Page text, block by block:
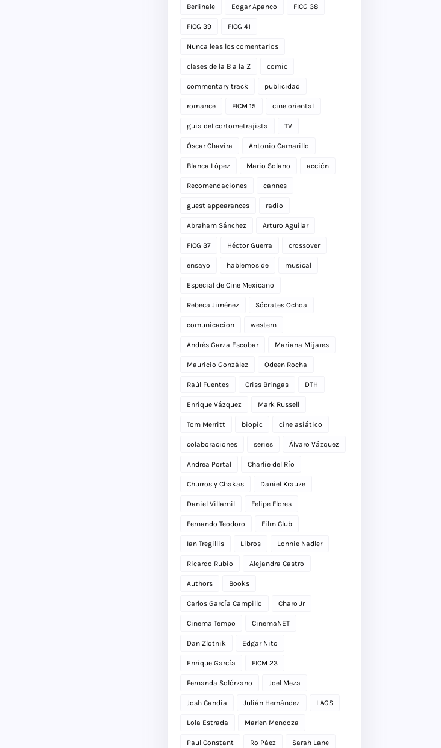
Berlinale Edgar Apanco FICG 38
FICG 39 FICG 41
Nunca leas los comentarios
clases de la B a la Z comic
commentary track publicidad
romance FICM 15 cine oriental
guia del cortometrajista TV
Óscar Chavira Antonio Camarillo
Blanca López Mario Solano acción
Recomendaciones cannes
guest appearances radio
Abraham Sánchez Arturo Aguilar
FICG 37 Héctor Guerra crossover
ensayo hablemos de musical
Especial de Cine Mexicano
Rebeca Jiménez Sócrates Ochoa
comunicacion western
Andrés Garza Escobar Mariana Mijares
Mauricio González Odeen Rocha
Raúl Fuentes Criss Bringas DTH
Enrique Vázquez Mark Russell
Tom Merritt biopic cine asiático
colaboraciones series Álvaro Vázquez
Andrea Portal Charlie del Río
Churros y Chakas Daniel Krauze
Daniel Villamil Felipe Flores
Fernando Teodoro Film Club
Ian Tregillis Libros Lonnie Nadler
Ricardo Rubio Alejandra Castro
Authors Books
Carlos García Campillo Charo Jr
Cinema Tempo CinemaNET
Dan Zlotnik Edgar Nito
Enrique García FICM 23
Fernanda Solórzano Joel Meza
Josh Candia Julián Hernández LAGS
Lola Estrada Marlen Mendoza
Paul Constant Ro Páez Sarah Lane